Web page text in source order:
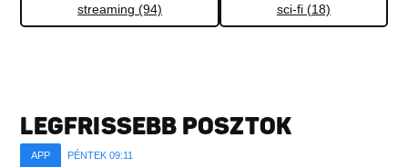
streaming (94) sci-fi (18)
LEGFRISSEBB POSZTOK
APP PÉNTEK 09:11